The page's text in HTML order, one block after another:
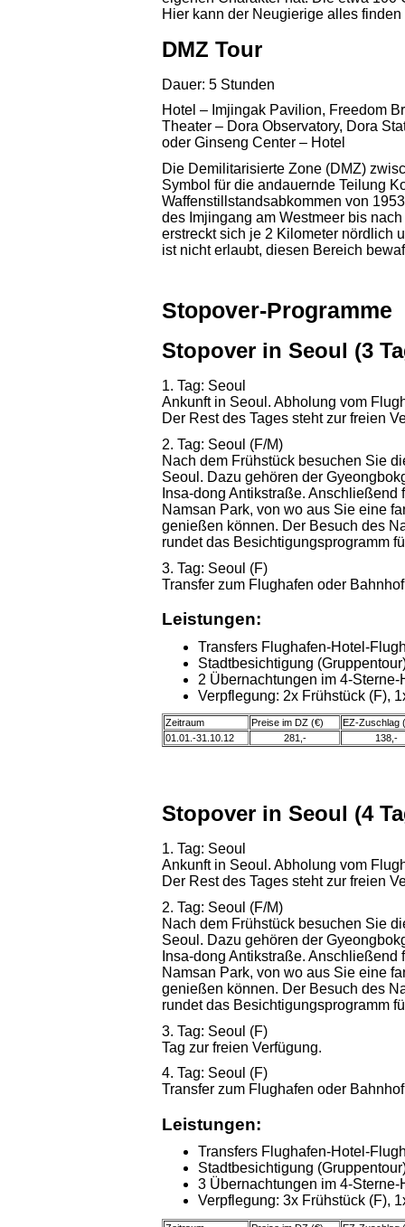
Hier kann der Neugierige alles
DMZ Tour
Dauer: 5 Stunden
Hotel – Imjingak Pavilion, Freedom
Theater – Dora Observatory, Dora
oder Ginseng Center – Hotel
Die Demilitarisierte Zone (DMZ)
Symbol für die andauernde Teilung
Waffenstillstandsabkommen von
des Imjingang am Westmeer bis
erstreckt sich je 2 Kilometer nördlich
ist nicht erlaubt, diesen Bereich
Stopover-Programme
Stopover in Seoul (3
1. Tag: Seoul
Ankunft in Seoul. Abholung vom
Der Rest des Tages steht zur freien
2. Tag: Seoul (F/M)
Nach dem Frühstück besuchen Sie
Seoul. Dazu gehören der
Insa-dong Antikstraße.
Namsan Park, von wo aus Sie eine
genießen können. Der Besuch des
rundet das Besichtigungsprogramm
3. Tag: Seoul (F)
Transfer zum Flughafen oder
Leistungen:
Transfers Flughafen-Hotel-
Stadtbesichtigung
2 Übernachtungen im 4-
Verpflegung: 2x Frühstück (F),
Zeitraum Preise im DZ (€)
EZ-Zuschlag
01.01.-31.10.12
281,- 138,-
Stopover in Seoul (4
1. Tag: Seoul
Ankunft in Seoul. Abholung vom
Der Rest des Tages steht zur freien
2. Tag: Seoul (F/M)
Nach dem Frühstück besuchen Sie
Seoul. Dazu gehören der
Insa-dong Antikstraße.
Namsan Park, von wo aus Sie eine
genießen können. Der Besuch des
rundet das Besichtigungsprogramm
3. Tag: Seoul (F)
Tag zur freien Verfügung.
4. Tag: Seoul (F)
Transfer zum Flughafen oder Bahnhof
Leistungen:
Transfers Flughafen-Hotel-
Stadtbesichtigung
3 Übernachtungen im 4-
Verpflegung: 3x Frühstück (F),